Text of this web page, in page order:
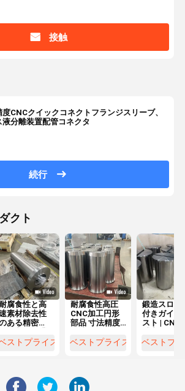
接触
度CNCクイックコネクトフランジスリーブ、
液分離装置配管コネクタ
続行
クト
腐食性と高
素材除去性
ある精密
ーラーと海
ストプライス
耐腐食性高圧
CNC加工円形
部品 寸法精度
化学工業用
ベストプライス
鍛造スロッ
付きガイド
スト | CNC
ニングシャ
ベストプ